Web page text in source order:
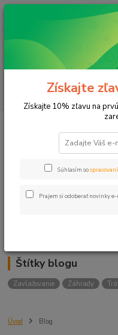
(Po-Pia, 8-17 hod.)
Kategórie blogu
Balkóny a terasy
Štítky blogu
Zavlažovanie Záhrady
Úvod Blog
Získajte
Získajte 10% zľavu na
Súhlasím so
Prajem si odoberať novinky